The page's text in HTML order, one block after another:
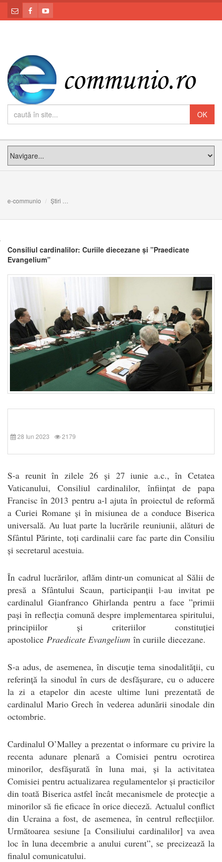
e-communio Știri
Consiliul cardinalilor: Curiile diecezane și ”Praedicate
Evangelium”
28 Iun 2023 2179
S-a reunit în zilele 26 și 27 iunie a.c., în Cetatea
Vaticanului, Consiliul cardinalilor, înființat de papa
Francisc în 2013 pentru a-l ajuta în proiectul de reformă
a Curiei Romane și în misiunea de a conduce Biserica
universală. Au luat parte la lucrările reuniunii, alături de
Sfântul Părinte, toți cardinalii care fac parte din Consiliu
și secretarul acestuia.
În cadrul lucrărilor, aflăm dintr-un comunicat al Sălii de
presă a Sfântului Scaun, participanții l-au invitat pe
cardinalul Gianfranco Ghirlanda pentru a face ”primii
pași în reflecția comună despre implementarea spiritului,
principiilor și criteriilor constituției
apostolice Praedicate Evangelium în curiile diecezane.
S-a adus, de asemenea, în discuție tema sinodalității, cu
referință la sinodul în curs de desfășurare, cu o aducere
la zi a etapelor din aceste ultime luni prezentată de
cardinalul Mario Grech în vederea adunării sinodale din
octombrie.
Cardinalul O’Malley a prezentat o informare cu privire la
recenta adunare plenară a Comisiei pentru ocrotirea
minorilor, desfășurată în luna mai, și la activitatea
Comisiei pentru actualizarea regulamentelor și practicilor
din toată Biserica astfel încât mecanismele de protecție a
minorilor să fie eficace în orice dieceză. Actualul conflict
din Ucraina a fost, de asemenea, în centrul reflecțiilor.
Următoarea sesiune [a Consiliului cardinalilor] va avea
loc în luna decembrie a anului curent”, se precizează la
finalul comunicatului.